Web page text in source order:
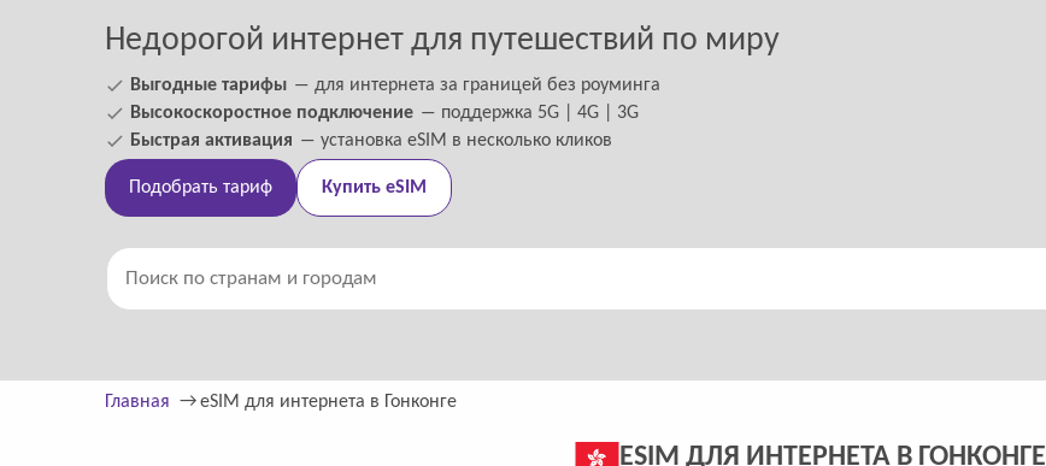
Недорогой интернет для путешествий по миру
Выгодные тарифы ― для интернета за границей без роуминга
Высокоскоростное подключение ― поддержка 5G | 4G | 3G
Быстрая активация ― установка eSIM в несколько кликов
Подобрать тариф Купить eSIM
Главная eSIM для интернета в Гонконге
ESIM ДЛЯ ИНТЕРНЕТА В ГОНКОНГЕ